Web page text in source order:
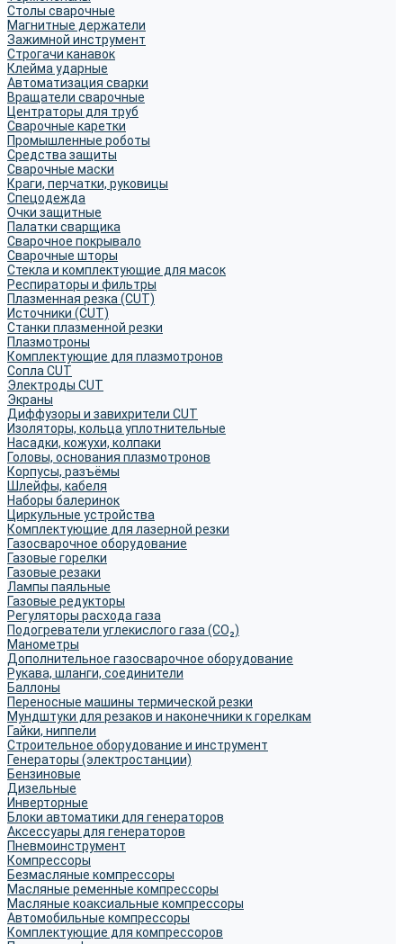
Столы сварочные
Магнитные держатели
Зажимной инструмент
Строгачи канавок
Клейма ударные
Автоматизация сварки
Вращатели сварочные
Центраторы для труб
Сварочные каретки
Промышленные роботы
Средства защиты
Сварочные маски
Краги, перчатки, руковицы
Спецодежда
Очки защитные
Палатки сварщика
Сварочное покрывало
Сварочные шторы
Стекла и комплектующие для масок
Респираторы и фильтры
Плазменная резка (CUT)
Источники (CUT)
Станки плазменной резки
Плазмотроны
Комплектующие для плазмотронов
Сопла CUT
Электроды CUT
Экраны
Диффузоры и завихрители CUT
Изоляторы, кольца уплотнительные
Насадки, кожухи, колпаки
Головы, основания плазмотронов
Корпусы, разъёмы
Шлейфы, кабеля
Наборы балеринок
Циркульные устройства
Комплектующие для лазерной резки
Газосварочное оборудование
Газовые горелки
Газовые резаки
Лампы паяльные
Газовые редукторы
Регуляторы расхода газа
Подогреватели углекислого газа (CO₂)
Манометры
Дополнительное газосварочное оборудование
Рукава, шланги, соединители
Баллоны
Переносные машины термической резки
Мундштуки для резаков и наконечники к горелкам
Гайки, ниппели
Строительное оборудование и инструмент
Генераторы (электростанции)
Бензиновые
Дизельные
Инверторные
Блоки автоматики для генераторов
Аксессуары для генераторов
Пневмоинструмент
Компрессоры
Безмасляные компрессоры
Масляные ременные компрессоры
Масляные коаксиальные компрессоры
Автомобильные компрессоры
Комплектующие для компрессоров